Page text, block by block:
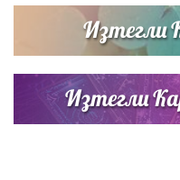
Изтегли
Изтегли